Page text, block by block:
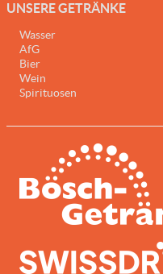
UNSERE GETRÄNKE
Wasser
AfG
Bier
Wein
Spirituosen